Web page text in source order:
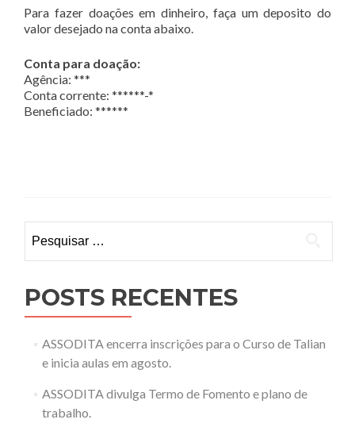
Para fazer doações em dinheiro, faça um deposito do
valor desejado na conta abaixo.
Conta para doação:
Agência: ***
Conta corrente: ******-*
Beneficiado: ******
por:
POSTS RECENTES
ASSODITA encerra inscrições para o Curso de Talian
e inicia aulas em agosto.
ASSODITA divulga Termo de Fomento e plano de
trabalho.